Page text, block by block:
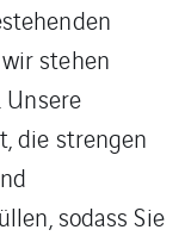
stehen
Unsere
die strengen
sodass Sie